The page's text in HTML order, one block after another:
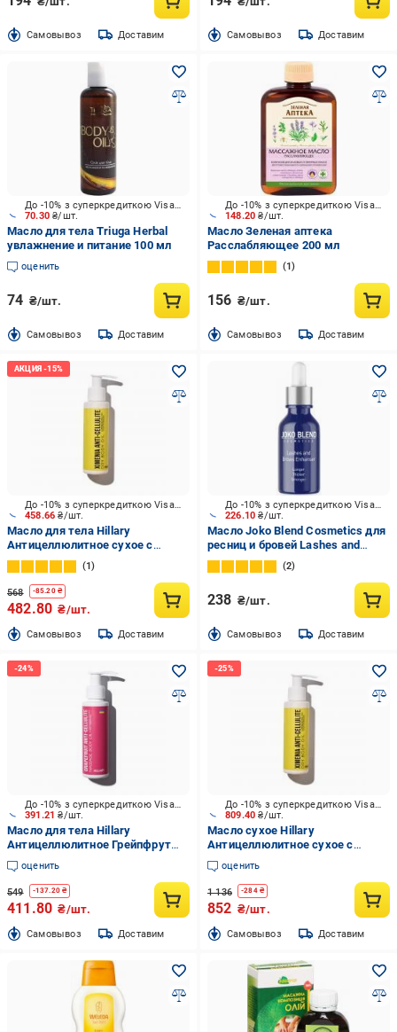
Cамовывоз Доставим Cамовывоз Доставим
70.30₴/шт.
До -10% з суперкредиткою Visa Вигода
Масло для тела Triuga Herbal
увлажнение и питание 100 мл
оценить
74 ₴/шт.
Cамовывоз Доставим
148.20₴/шт.
До -10% з суперкредиткою Visa Вигода
Масло Зеленая аптека
Расслабляющее 200 мл
1
156 ₴/шт.
Cамовывоз Доставим
458.66₴/шт.
До -10% з суперкредиткою Visa Вигода
Масло для тела Hillary
Антицеллюлитное сухое с
ксименией Hillary Хimenia Anti-
cellulite Dry Body Oil 100 мл
1
568 -85.20₴
482.80 ₴/шт.
Cамовывоз Доставим
226.10₴/шт.
До -10% з суперкредиткою Visa Вигода
Масло Joko Blend Cosmetics для
ресниц и бровей Lashes and
Brows Enhanser 10 мл
2
238 ₴/шт.
Cамовывоз Доставим
391.21₴/шт.
До -10% з суперкредиткою Visa Вигода
Масло для тела Hillary
Антицеллюлитное Грейпфрут
Hillary Grapefruit Anti Cellulite 250
мл
оценить
549 -137.20 ₴
411.80 ₴/шт.
Cамовывоз Доставим
809.40₴/шт.
До -10% з суперкредиткою Visa Вигода
Масло сухое Hillary
Антицеллюлитное сухое с
ксименией Hillary Хimenia Anti-
cellulite Dry Body Oil 250 мл
оценить
1 136 -284₴
852 ₴/шт.
Cамовывоз Доставим